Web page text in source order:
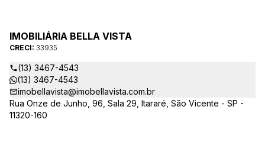
ao CRECI-EE – estarão sempre prontos para responder-lhe
todas as suas dúvidas sobre casas, apartamentos, terrenos,
salas comerciais e outros produtos imobiliários.
IMOBILIÁRIA BELLA VISTA
CRECI: 33935
(13) 3467-4543
(13) 3467-4543
imobellavista@imobellavista.com.br
Rua Onze de Junho, 96, Sala 29, Itararé, São Vicente - SP -
11320-160